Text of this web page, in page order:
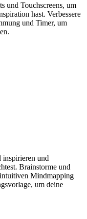
und Touchscreens, um
hast. Verbessere
und Timer, um
inspirieren und
Brainstorme und
Mindmapping
um deine